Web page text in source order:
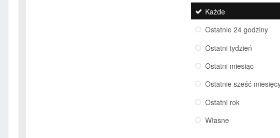
Każde
Ostatnie 24 godziny
Ostatni tydzień
Ostatni miesiąc
Ostatnie sześć
Ostatni rok
Własne